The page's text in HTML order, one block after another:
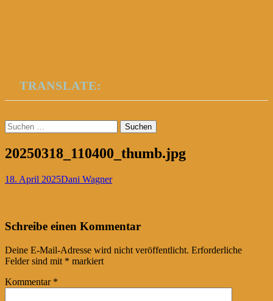
TRANSLATE:
Suchen
nach:
20250318_110400_thumb.jpg
18. April 2025Dani Wagner
Post
navigation
←
Schreibe einen Kommentar
Deine E-Mail-Adresse wird nicht veröffentlicht. Erforderliche
Felder sind mit * markiert
Kommentar *